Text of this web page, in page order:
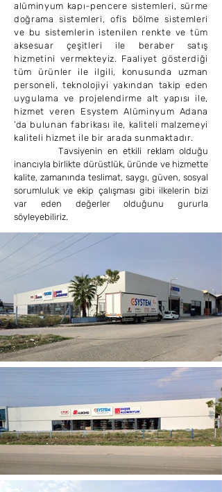
alüminyum kapı-pencere sistemleri, sürme
doğrama sistemleri, ofis bölme sistemleri
ve bu sistemlerin istenilen renkte ve tüm
aksesuar çeşitleri ile beraber satış
hizmetini vermekteyiz. Faaliyet gösterdiği
tüm ürünler ile ilgili, konusunda uzman
personeli, teknolojiyi yakından takip eden
uygulama ve projelendirme alt yapısı ile,
hizmet veren Esystem Alüminyum Adana
’da bulunan fabrikası ile, kaliteli malzemeyi
kaliteli hizmet ile bir arada sunmaktadır.
Tavsiyenin en etkili reklam olduğu
inancıyla birlikte dürüstlük, üründe ve hizmette
kalite, zamanında teslimat, saygı, güven, sosyal
sorumluluk ve ekip çalışması gibi ilkelerin bizi
var eden değerler olduğunu gururla
söyleyebiliriz.